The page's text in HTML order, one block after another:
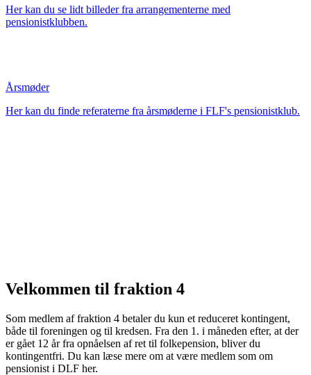
Her kan du se lidt billeder fra arrangementerne med
pensionistklubben.
Årsmøder
Her kan du finde referaterne fra årsmøderne i FLF's pensionistklub.
Velkommen til fraktion 4
Som medlem af fraktion 4 betaler du kun et reduceret kontingent,
både til foreningen og til kredsen. Fra den 1. i måneden efter, at der
er gået 12 år fra opnåelsen af ret til folkepension, bliver du
kontingentfri. Du kan læse mere om at være medlem som om
pensionist i DLF her.